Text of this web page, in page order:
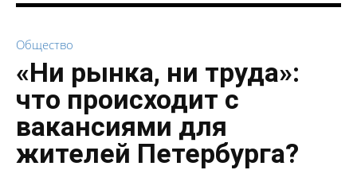
Общество
«Ни рынка, ни труда»:
что происходит с
вакансиями для
жителей Петербурга?